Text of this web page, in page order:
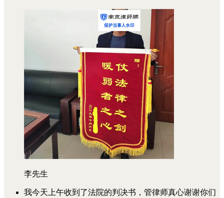
李先生
我今天上午收到了法院的判决书，管律师真心谢谢你们